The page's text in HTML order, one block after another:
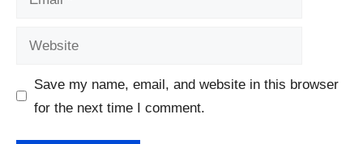
Website
Save my name, email, and website in this browser
for the next time I comment.